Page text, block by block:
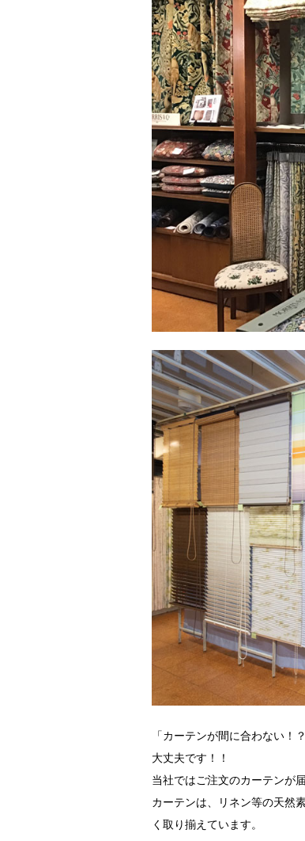
「カーテンが間に合わない！？
大丈夫です！！
当社ではご注文のカーテンが
カーテンは、リネン等の天然
く取り揃えています。